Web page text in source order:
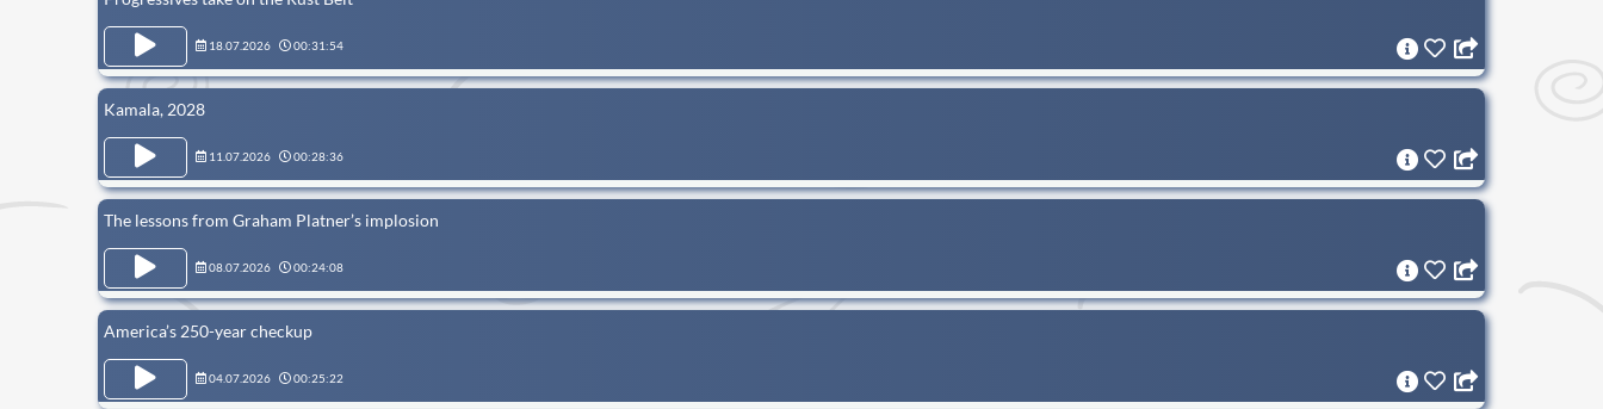
18.07.2026 00:31:54
Kamala, 2028
11.07.2026 00:28:36
The lessons from Graham Platner’s implosion
08.07.2026 00:24:08
America’s 250-year checkup
04.07.2026 00:25:22